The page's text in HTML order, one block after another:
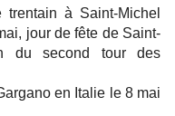
à Saint-Michel
jour de fête de Saint-
du second tour des
en Italie le 8 mai